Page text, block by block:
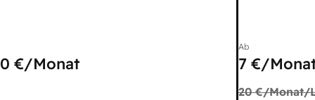
0 €/Monat
Ab
7 €/
20 €/Monat/